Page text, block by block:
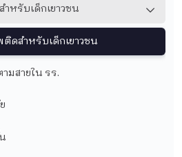
หรับเด็กเยาวชน
ติดสำหรับเด็กเยาวชน
มสายใน รร.